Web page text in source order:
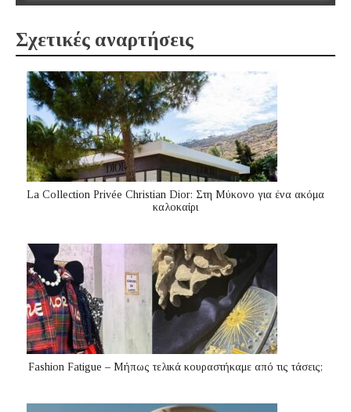
Σχετικές αναρτήσεις
La Collection Privée Christian Dior: Στη Μύκονο για ένα ακόμα
καλοκαίρι
Fashion Fatigue – Μήπως τελικά κουραστήκαμε από τις τάσεις;